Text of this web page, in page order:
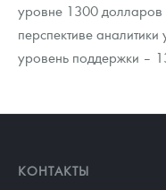
уровне 1300 долларов
перспективе
уровень поддержки –
КОНТАКТЫ